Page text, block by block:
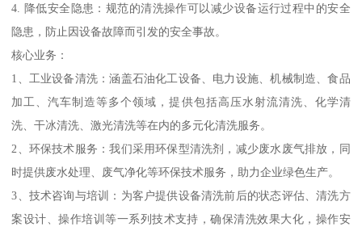
4. 降低安全隐患：规范的清洗操作可以减少设备运行过程中的安全
隐患，防止因设备故障而引发的安全事故。
核心业务：
1、工业设备清洗：涵盖石油化工设备、电力设施、机械制造、食品
加工、汽车制造等多个领域，提供包括高压水射流清洗、化学清
洗、干冰清洗、激光清洗等在内的多元化清洗服务。
2、环保技术服务：我们采用环保型清洗剂，减少废水废气排放，同
时提供废水处理、废气净化等环保技术服务，助力企业绿色生产。
3、技术咨询与培训：为客户提供设备清洗前后的状态评估、清洗方
案设计、操作培训等一系列技术支持，确保清洗效果大化，操作安